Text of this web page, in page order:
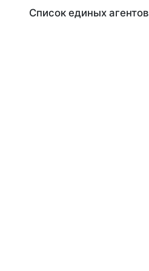
Список единых агентов